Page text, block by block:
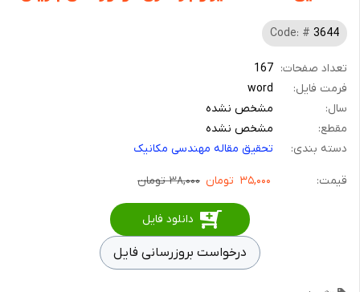
Code: # 3644
تعداد صفحات: 167
فرمت فایل:
word
سال:
مشخص نشده
مقطع:
مشخص نشده
دسته بندی:
تحقیق مقاله مهندسی مکانیک
قیمت: ۳۵,۰۰۰ تومان ۳۸,۰۰۰ تومان
دانلود فایل
درخواست بروزرسانی فایل